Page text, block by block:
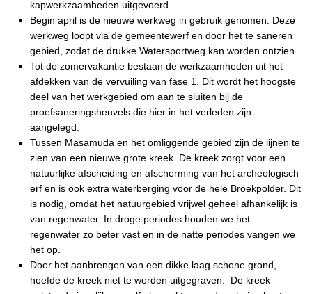
kapwerkzaamheden uitgevoerd.
Begin april is de nieuwe werkweg in gebruik genomen. Deze
werkweg loopt via de gemeentewerf en door het te saneren
gebied, zodat de drukke Watersportweg kan worden ontzien.
Tot de zomervakantie bestaan de werkzaamheden uit het
afdekken van de vervuiling van fase 1. Dit wordt het hoogste
deel van het werkgebied om aan te sluiten bij de
proefsaneringsheuvels die hier in het verleden zijn
aangelegd.
Tussen Masamuda en het omliggende gebied zijn de lijnen te
zien van een nieuwe grote kreek. De kreek zorgt voor een
natuurlijke afscheiding en afscherming van het archeologisch
erf en is ook extra waterberging voor de hele Broekpolder. Dit
is nodig, omdat het natuurgebied vrijwel geheel afhankelijk is
van regenwater. In droge periodes houden we het
regenwater zo beter vast en in de natte periodes vangen we
het op.
Door het aanbrengen van een dikke laag schone grond,
hoefde de kreek niet te worden uitgegraven. De kreek